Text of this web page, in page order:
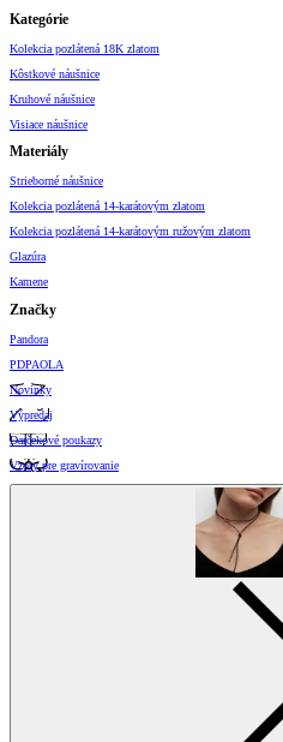
Kategórie
Kolekcia pozlátená 18K zlatom
Kôstkové náušnice
Kruhové náušnice
Visiace náušnice
Materiály
Strieborné náušnice
Kolekcia pozlátená 14-karátovým zlatom
Kolekcia pozlátená 14-karátovým ružovým zlatom
Glazúra
Kamene
Značky
Pandora
PDPAOLA
Novinky
Výpredaj
Darčekové poukazy
Vzory pre gravírovanie